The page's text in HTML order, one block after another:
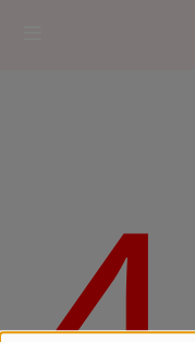
PODCASTS
Cultur'Ciné - Jean